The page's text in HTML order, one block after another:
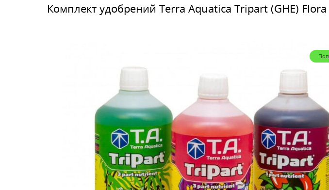
Комплект удобрений Terra Aquatica Tripart (GHE) Flora